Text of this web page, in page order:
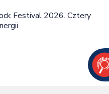
Festival 2026. Cztery